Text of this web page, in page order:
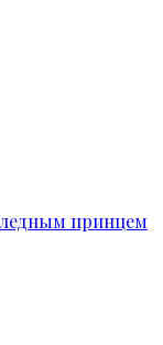
принцем